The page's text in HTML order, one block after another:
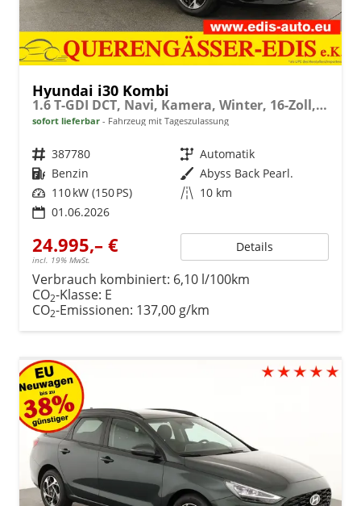
Hyundai i30 Kombi
1.6 T-GDI DCT, Navi, Kamera, Winter, 16-Zoll, 5 J.-Garantie
sofort lieferbar Fahrzeug mit Tageszulassung
Fahrzeugnr. 387780 Getriebe Automatik
Kraftstoff Benzin Außenfarbe Abyss Back Pearl.
Leistung 110 kW (150 PS) Kilometerstand 10 km
01.06.2026
24.995,– €
incl. 19% MwSt.
Details
Verbrauch kombiniert: 6,10 l/100km
CO2-Klasse: E
CO2-Emissionen: 137,00 g/km